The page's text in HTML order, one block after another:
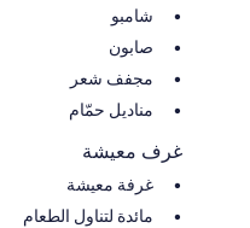
شامبو
صابون
مجفف شعر
مناديل حمّام
غرف معيشة
غرفة معيشة
مائدة لتناول الطعام